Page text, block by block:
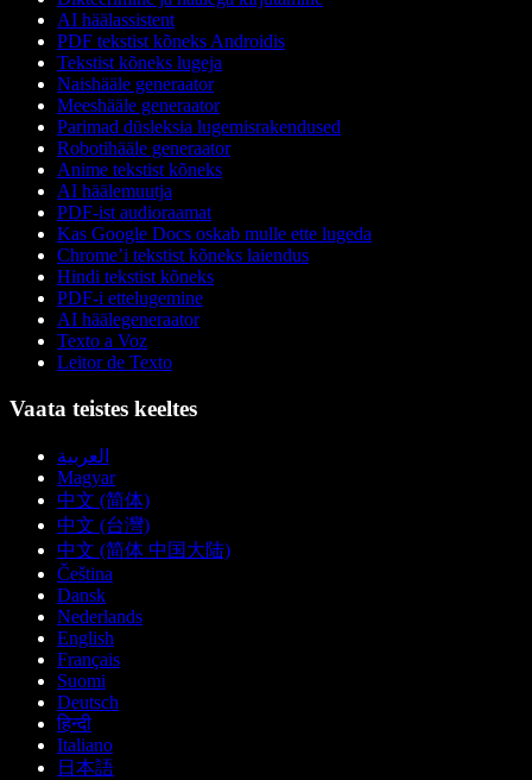
AI häälassistent
PDF tekstist kõneks Androidis
Tekstist kõneks lugeja
Naishääle generaator
Meeshääle generaator
Parimad düsleksia lugemisrakendused
Robotihääle generaator
Anime tekstist kõneks
AI häälemuutja
PDF-ist audioraamat
Kas Google Docs oskab mulle ette lugeda
Chrome’i tekstist kõneks laiendus
Hindi tekstist kõneks
PDF-i ettelugemine
AI häälegeneraator
Texto a Voz
Leitor de Texto
Vaata teistes keeltes
العربية
Magyar
中文 (简体)
中文 (台灣)
中文 (简体 中国大陆)
Čeština
Dansk
Nederlands
English
Français
Suomi
Deutsch
हिन्दी
Italiano
日本語